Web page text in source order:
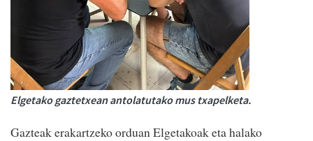
Elgetako gaztetxean antolatutako mus txapelketa.
Gazteak erakartzeko orduan Elgetakoak eta halako